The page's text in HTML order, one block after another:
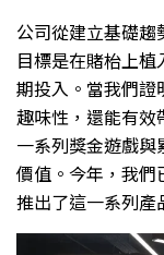
公司從建立基礎
目標是在賭枱上
期投入。當我們證
趣味性，還能有效
一系列獎金遊戲
價值。今年，我們
推出了這一系列產